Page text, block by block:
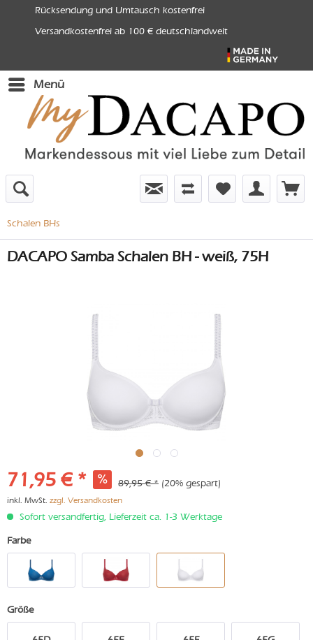
Rücksendung und Umtausch kostenfrei
Versandkostenfrei ab 100 € deutschlandweit
Menü
Schalen BHs
DACAPO Samba Schalen BH - weiß, 75H
71,95 € * 89,95 € * (20% gespart)
inkl. MwSt. zzgl. Versandkosten
Sofort versandfertig, Lieferzeit ca. 1-3 Werktage
Farbe
Größe